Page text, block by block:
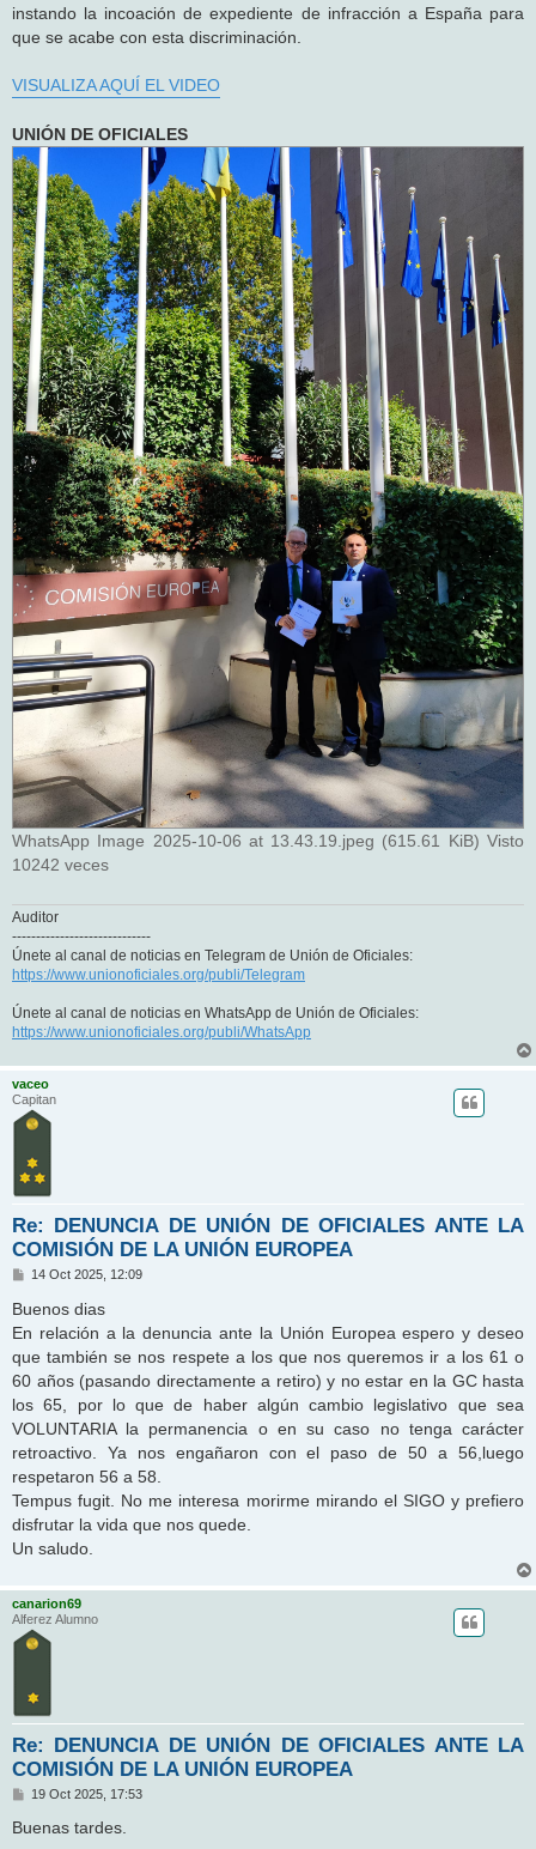
instando la incoación de expediente de infracción a España para
que se acabe con esta discriminación.
VISUALIZA AQUÍ EL VIDEO
UNIÓN DE OFICIALES
WhatsApp Image 2025-10-06 at 13.43.19.jpeg (615.61 KiB) Visto
10242 veces
Auditor
-----------------------------
Únete al canal de noticias en Telegram de Unión de Oficiales:
https://www.unionoficiales.org/publi/Telegram
Únete al canal de noticias en WhatsApp de Unión de Oficiales:
https://www.unionoficiales.org/publi/WhatsApp
vaceo
Capitan
Re: DENUNCIA DE UNIÓN DE OFICIALES ANTE LA
COMISIÓN DE LA UNIÓN EUROPEA
M
n
s
a
e
14 Oct 2025, 12:09
Buenos dias
En relación a la denuncia ante la Unión Europea espero y deseo
que también se nos respete a los que nos queremos ir a los 61 o
60 años (pasando directamente a retiro) y no estar en la GC hasta
los 65, por lo que de haber algún cambio legislativo que sea
VOLUNTARIA la permanencia o en su caso no tenga carácter
retroactivo. Ya nos engañaron con el paso de 50 a 56,luego
respetaron 56 a 58.
Tempus fugit. No me interesa morirme mirando el SIGO y prefiero
disfrutar la vida que nos quede.
Un saludo.
canarion69
Alferez Alumno
Re: DENUNCIA DE UNIÓN DE OFICIALES ANTE LA
COMISIÓN DE LA UNIÓN EUROPEA
M
n
19 Oct 2025, 17:53
Buenas tardes.